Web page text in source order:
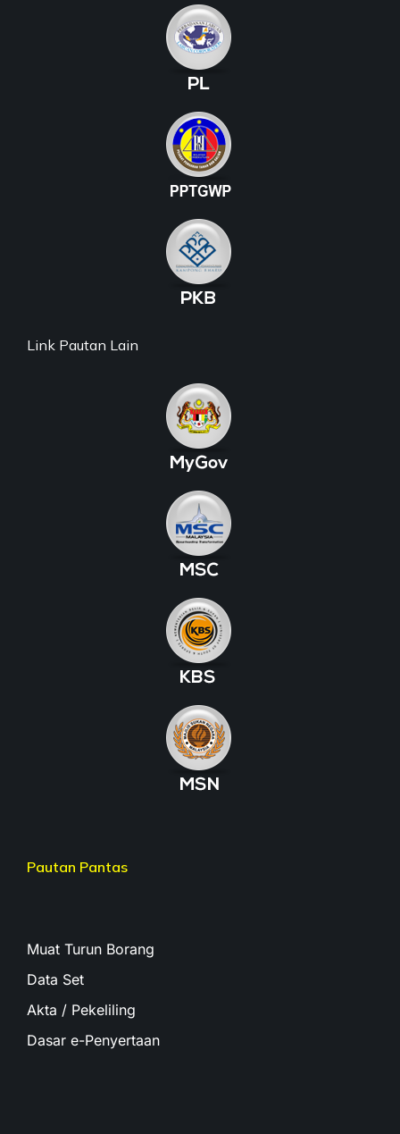
Link Pautan Lain
Pautan Pantas
Muat Turun Borang
Data Set
Akta / Pekeliling
Dasar e-Penyertaan